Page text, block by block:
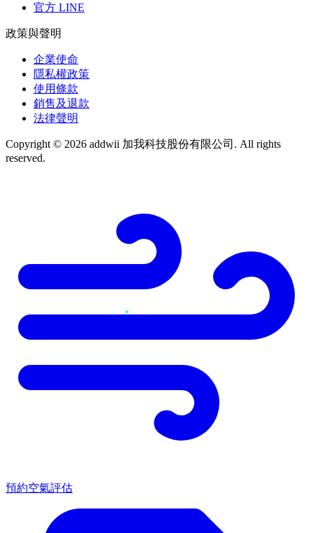
官方 LINE
政策與聲明
企業使命
隱私權政策
使用條款
銷售及退款
法律聲明
Copyright © 2026 addwii 加我科技股份有限公司. All rights
reserved.
預約空氣評估